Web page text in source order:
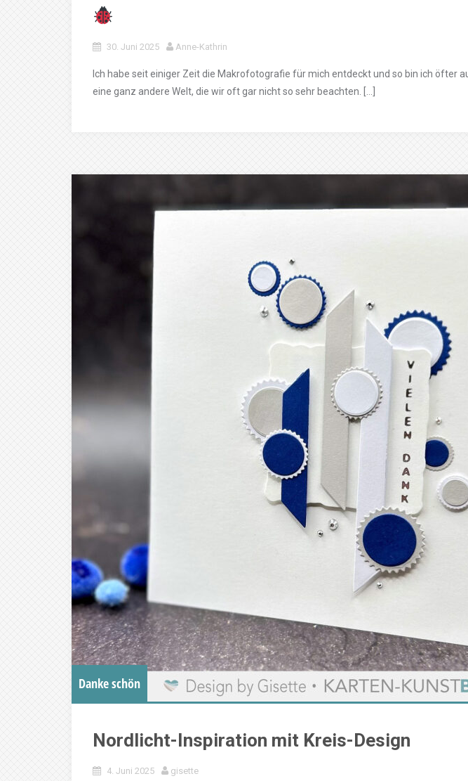
30. Juni 2025 Anne-Kathrin
Ich habe seit einiger Zeit die Makrofotografie für mich entdeckt und so bin ich öfter
eine ganz andere Welt, die wir oft gar nicht so sehr beachten. […]
Danke schön
Nordlicht-Inspiration mit Kreis-Design
4. Juni 2025 gisette